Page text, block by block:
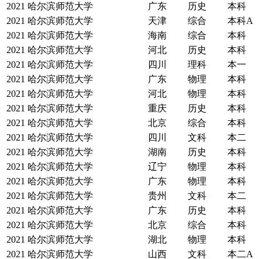
2021 哈尔滨师范大学 广东 历史
本科
2021 哈尔滨师范大学 天津 综合
本科A
2021 哈尔滨师范大学 海南 综合
本科
2021 哈尔滨师范大学 河北 历史
本科
2021 哈尔滨师范大学 四川 理科
本一
2021 哈尔滨师范大学 广东 物理
本科
2021 哈尔滨师范大学 河北 物理
本科
2021 哈尔滨师范大学 重庆 历史
本科
2021 哈尔滨师范大学 北京 综合
本科
2021 哈尔滨师范大学 四川 文科
本二
2021 哈尔滨师范大学 湖南 历史
本科
2021 哈尔滨师范大学 辽宁 物理
本科
2021 哈尔滨师范大学 广东 物理
本科
2021 哈尔滨师范大学 贵州 文科
本二
2021 哈尔滨师范大学 广东 历史
本科
2021 哈尔滨师范大学 北京 综合
本科
2021 哈尔滨师范大学 湖北 物理
本科
2021 哈尔滨师范大学 山西 文科 本二A